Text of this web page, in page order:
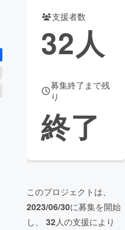
支援者数
32人
募集終了まで残
り
終了
このプロジェクトは、
2023/06/30に募集を開始
し、 32人の支援により